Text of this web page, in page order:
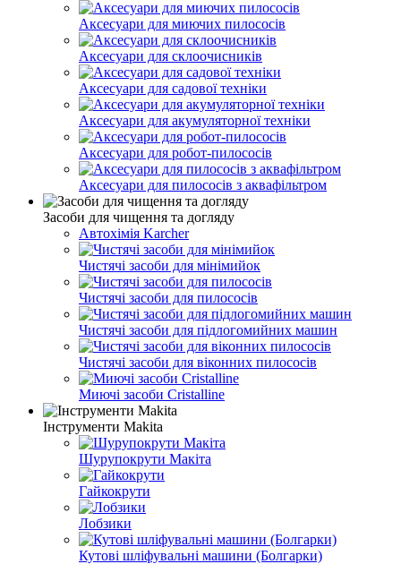
Аксесуари для миючих пилососів
Аксесуари для склоочисників
Аксесуари для садової техніки
Аксесуари для акумуляторної техніки
Аксесуари для робот-пилососів
Аксесуари для пилососів з аквафільтром
Засоби для чищення та догляду
Автохімія Karcher
Чистячі засоби для мінімийок
Чистячі засоби для пилососів
Чистячі засоби для підлогомийних машин
Чистячі засоби для віконних пилососів
Миючі засоби Cristalline
Інструменти Makita
Шурупокрути Макіта
Гайкокрути
Лобзики
Кутові шліфувальні машини (Болгарки)